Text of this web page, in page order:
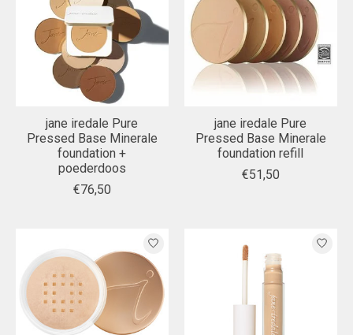
jane iredale Pure
Pressed Base Minerale
foundation +
poederdoos
€76,50
jane iredale Pure
Pressed Base Minerale
foundation refill
€51,50